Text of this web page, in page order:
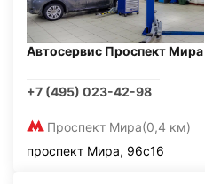
Автосервис Проспект Мира
+7 (495) 023-42-98
Проспект Мира(0,4 км)
проспект Мира, 96с16